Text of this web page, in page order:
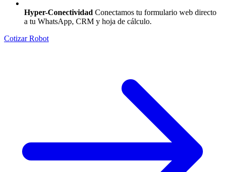
Hyper-Conectividad Conectamos tu formulario web directo
a tu WhatsApp, CRM y hoja de cálculo.
Cotizar Robot